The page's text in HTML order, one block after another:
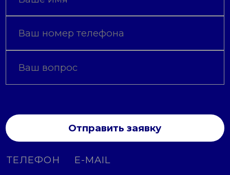
Отправить заявку
ТЕЛЕФОН E-MAIL